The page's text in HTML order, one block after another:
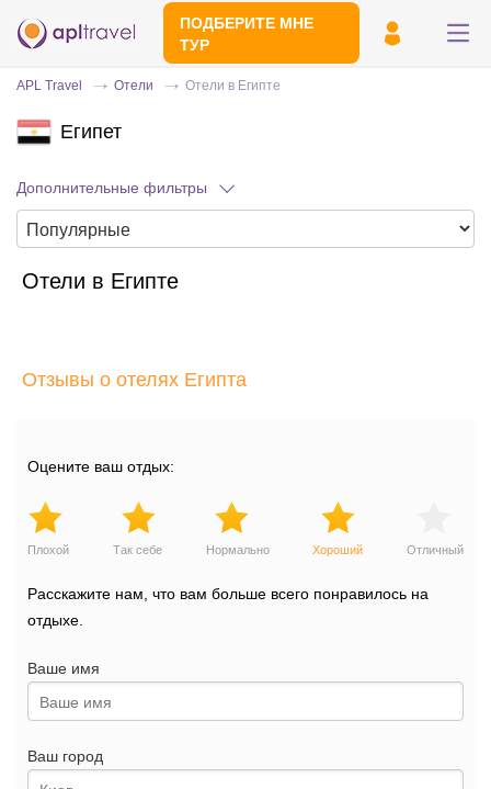
ПОДБЕРИТЕ МНЕ
ТУР
минут
APL Travel Отели Отели в Египте
Египет
Дополнительные фильтры
Отели в Египте
Отзывы о отелях Египта
Оцените ваш отдых:
Плохой Так себе Нормально Хороший Отличный
Расскажите нам, что вам больше всего понравилось на
отдыхе.
Ваше имя
Ваш город